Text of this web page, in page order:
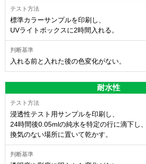
標準カラーサンプルを印刷し、
UVライトボックスに2時間入れる。
入れる前と入れた後の色変化がない。
耐水性
浸透性テスト用サンプルを印刷し、
24時間後0.05mlの純水を特定の行に滴下し、
換気のない場所に置いて乾かす。